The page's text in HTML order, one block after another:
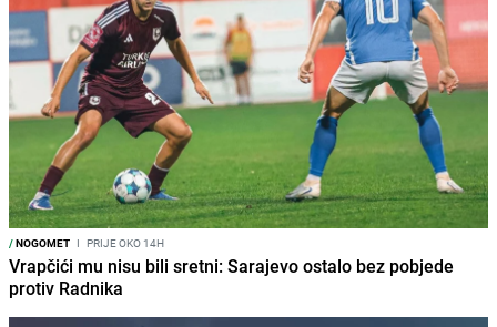
/NOGOMET I PRIJE OKO 14H
Vrapčići mu nisu bili sretni: Sarajevo ostalo bez pobjede
protiv Radnika